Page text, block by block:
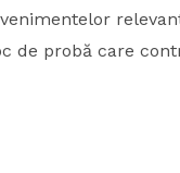
de probă care